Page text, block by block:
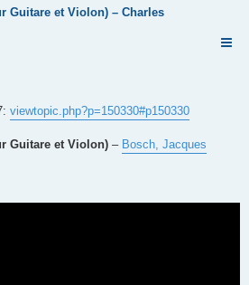
Guitare et Violon) – Charles
viewtopic.php?p=150330#p150330
Guitare et Violon) – Bosch, Jacques